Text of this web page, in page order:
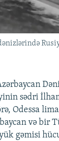
sədri
Odessa
və bir
gəmisi